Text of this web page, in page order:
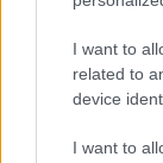
I want to
related to
device
I want to
Ajánlott